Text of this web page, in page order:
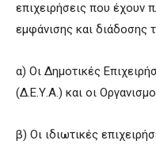
επιχειρήσεις που έχουν
εμφάνισης και διάδοσης
α) Οι Δημοτικές
(Δ.Ε.Υ.Α.) και οι
β) Οι ιδιωτικές